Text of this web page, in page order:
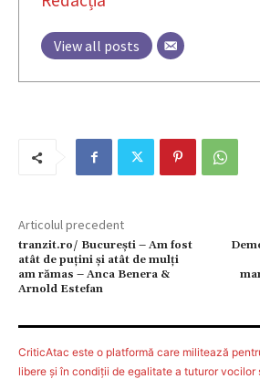
View all posts
Articolul precedent
tranzit.ro/ Bucureşti – Am fost
atât de puțini şi atât de mulți
am rămas – Anca Benera &
Arnold Estefan
CriticAtac este o platformă care militează
libere şi în condiţii de egalitate a tuturor vocilor